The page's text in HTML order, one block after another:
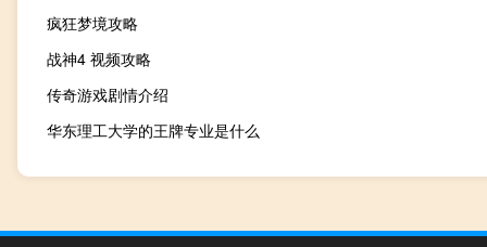
疯狂梦境攻略
战神4 视频攻略
传奇游戏剧情介绍
华东理工大学的王牌专业是什么